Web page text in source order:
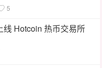
5
线 Hotcoin 热币交易所